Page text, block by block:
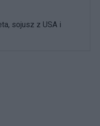
sojusz z USA i